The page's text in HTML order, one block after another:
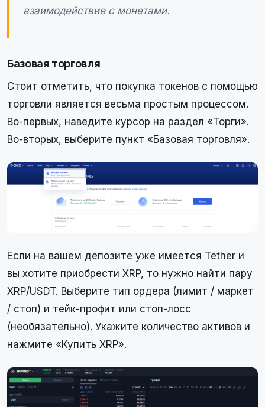
взаимодействие с монетами.
Базовая торговля
Стоит отметить, что покупка токенов с помощью
торговли является весьма простым процессом.
Во-первых, наведите курсор на раздел «Торги».
Во-вторых, выберите пункт «Базовая торговля».
Если на вашем депозите уже имеется Tether и
вы хотите приобрести XRP, то нужно найти пару
XRP/USDT. Выберите тип ордера (лимит / маркет
/ стоп) и тейк-профит или стоп-лосс
(необязательно). Укажите количество активов и
нажмите «Купить XRP».